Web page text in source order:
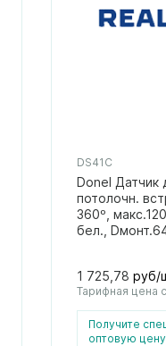
DS41C
Donel Датчик
потолочн.
360º,
бел.,
1 725,78 руб/
Тарифная цена
Получите
оптовую цену